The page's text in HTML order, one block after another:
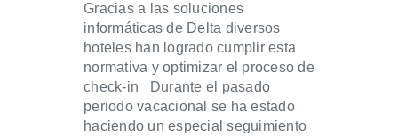
Gracias a las soluciones
informáticas de Delta diversos
hoteles han logrado cumplir esta
normativa y optimizar el proceso de
check-in Durante el pasado
periodo vacacional se ha estado
haciendo un especial seguimiento